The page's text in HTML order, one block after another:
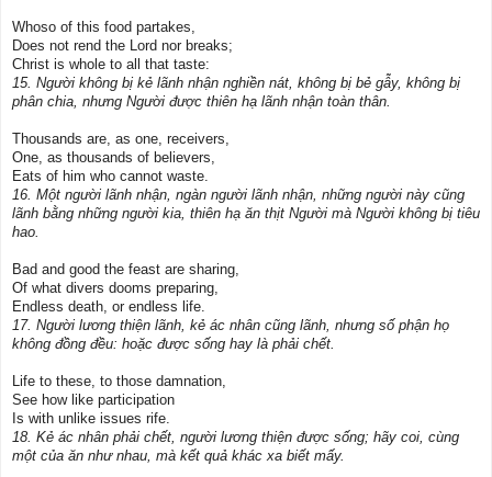
Whoso of this food partakes,
Does not rend the Lord nor breaks;
Christ is whole to all that taste:
15. Người không bị kẻ lãnh nhận nghiền nát, không bị bẻ gẫy, không bị
phân chia, nhưng Người được thiên hạ lãnh nhận toàn thân.
Thousands are, as one, receivers,
One, as thousands of believers,
Eats of him who cannot waste.
16. Một người lãnh nhận, ngàn người lãnh nhận, những người này cũng
lãnh bằng những người kia, thiên hạ ăn thịt Người mà Người không bị tiêu
hao.
Bad and good the feast are sharing,
Of what divers dooms preparing,
Endless death, or endless life.
17. Người lương thiện lãnh, kẻ ác nhân cũng lãnh, nhưng số phận họ
không đồng đều: hoặc được sống hay là phải chết.
Life to these, to those damnation,
See how like participation
Is with unlike issues rife.
18. Kẻ ác nhân phải chết, người lương thiện được sống; hãy coi, cùng
một của ăn như nhau, mà kết quả khác xa biết mấy.